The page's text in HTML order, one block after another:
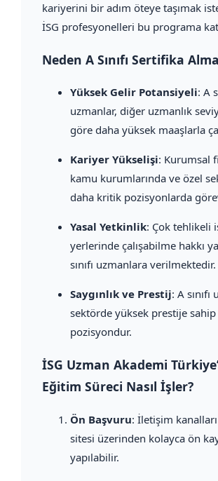
kariyerini bir adım öteye taşımak
İSG profesyonelleri bu programa
Neden A Sınıfı Sertifika
Yüksek Gelir Potansiyeli: A
uzmanlar, diğer uzmanlık
göre daha yüksek maaşlarla
Kariyer Yükselişi: Kurumsal
kamu kurumlarında ve özel
daha kritik pozisyonlarda
Yasal Yetkinlik: Çok tehlikeli
yerlerinde çalışabilme hakkı
sınıfı uzmanlara verilmektedir.
Saygınlık ve Prestij: A sınıfı
sektörde yüksek prestije
pozisyondur.
İSG Uzman Akademi
Eğitim Süreci Nasıl İşler?
Ön Başvuru: İletişim
sitesi üzerinden kolayca ön
yapılabilir.